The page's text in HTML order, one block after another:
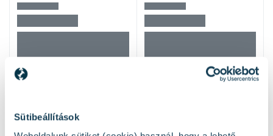
Sütibeállítások